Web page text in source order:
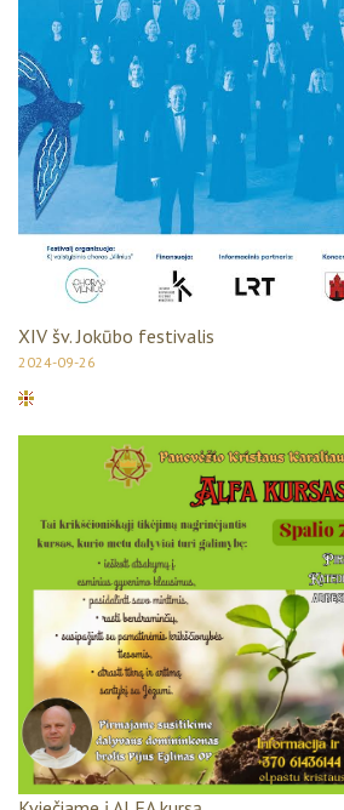
XIV šv. Jokūbo festivalis
2024-09-26